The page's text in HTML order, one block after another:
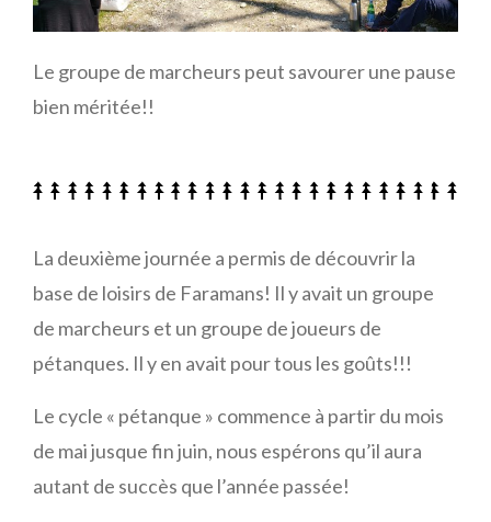
Le groupe de marcheurs peut savourer une pause
bien méritée!!
La deuxième journée a permis de découvrir la
base de loisirs de Faramans! Il y avait un groupe
de marcheurs et un groupe de joueurs de
pétanques. Il y en avait pour tous les goûts!!!
Le cycle « pétanque » commence à partir du mois
de mai jusque fin juin, nous espérons qu’il aura
autant de succès que l’année passée!